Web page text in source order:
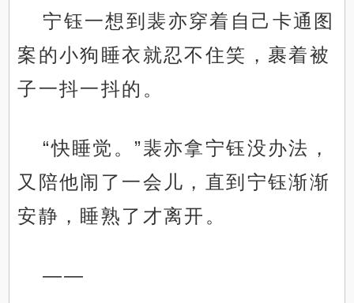
宁钰一想到裴亦穿着自己卡通图
案的小狗睡衣就忍不住笑，裹着被
子一抖一抖的。
“快睡觉。”裴亦拿宁钰没办法，
又陪他闹了一会儿，直到宁钰渐渐
安静，睡熟了才离开。
——